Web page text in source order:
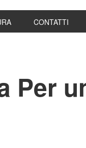
CONTATTI
Per